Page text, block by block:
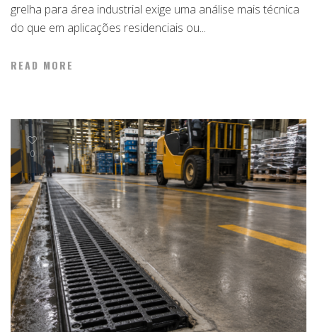
grelha para área industrial exige uma análise mais técnica
do que em aplicações residenciais ou...
READ MORE
0